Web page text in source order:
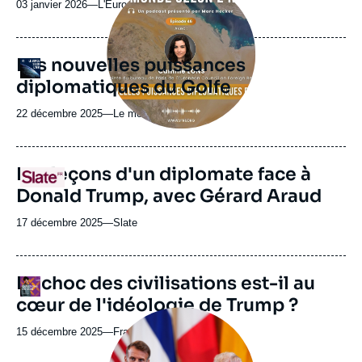
03 janvier 2026—Nom
journal,
revue
ou
émission
L'Europe
Logo
médiatique
Les nouvelles puissances
diplomatiques du Golfe
22 décembre 2025—Nom
journal,
ou
émission
Le monde selon l'Ifri
Logo
URL
de
Spotify
Les leçons d'un diplomate face à
Donald Trump, avec Gérard Araud
17 décembre 2025—Nom
journal,
ou
émission
Slate
Logo
Le choc des civilisations est-il au
cœur de l'idéologie de Trump ?
15 décembre 2025—Nom
du
France Culture
Image
principale
médiatique